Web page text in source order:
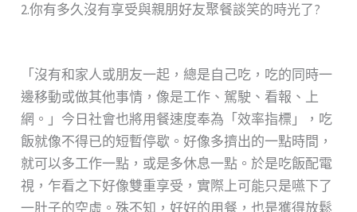
2.你有多久沒有享受與親朋好友聚餐談笑的時光了?
「沒有和家人或朋友一起，總是自己吃，吃的同時一
邊移動或做其他事情，像是工作、駕駛、看報、上
網。」今日社會也將用餐速度奉為「效率指標」，吃
飯就像不得已的短暫停歇。好像多擠出的一點時間，
就可以多工作一點，或是多休息一點。於是吃飯配電
視，乍看之下好像雙重享受，實際上可能只是嚥下了
一肚子的空虛。殊不知，好好的用餐，也是獲得放鬆